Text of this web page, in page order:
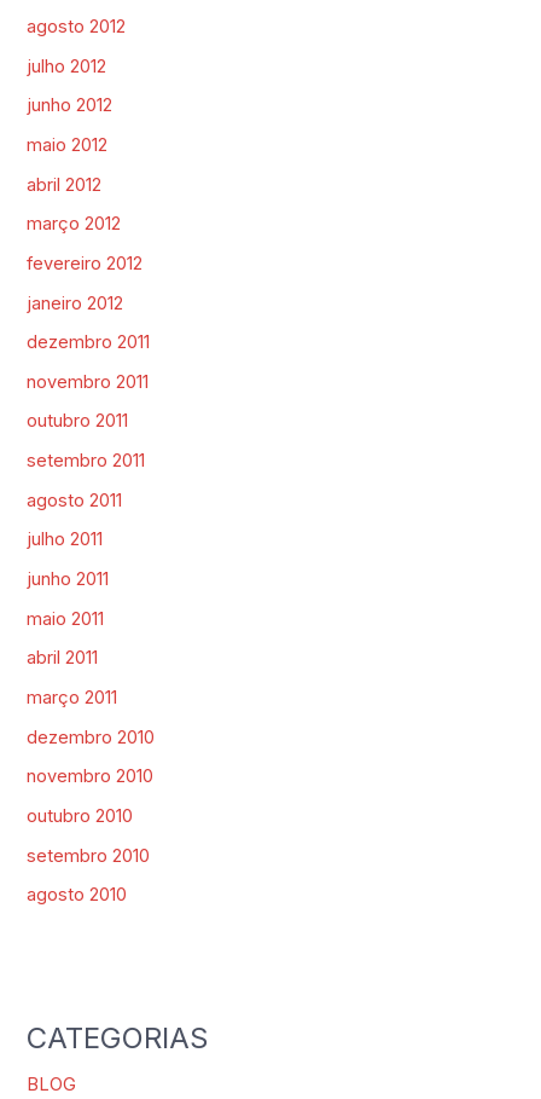
agosto 2012
julho 2012
junho 2012
maio 2012
abril 2012
março 2012
fevereiro 2012
janeiro 2012
dezembro 2011
novembro 2011
outubro 2011
setembro 2011
agosto 2011
julho 2011
junho 2011
maio 2011
abril 2011
março 2011
dezembro 2010
novembro 2010
outubro 2010
setembro 2010
agosto 2010
CATEGORIAS
BLOG